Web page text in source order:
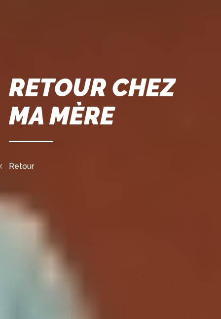
RETOUR CHEZ
MA MÈRE
Retour